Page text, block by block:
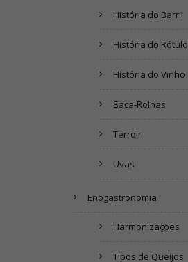
História do Barril
História do Rótulo
História do Vinho
Saca-Rolhas
Terroir
Uvas
Enogastronomia
Harmonizações
Tipos de Queijos